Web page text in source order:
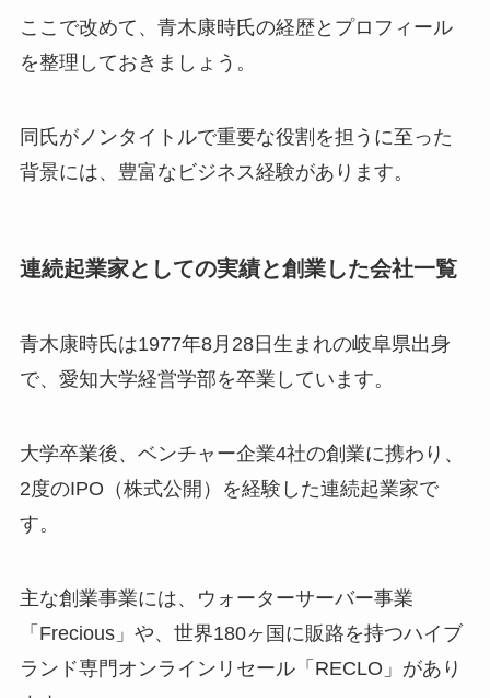
ここで改めて、青木康時氏の経歴とプロフィール
を整理しておきましょう。
同氏がノンタイトルで重要な役割を担うに至った
背景には、豊富なビジネス経験があります。
連続起業家としての実績と創業した会社一覧
青木康時氏は1977年8月28日生まれの岐阜県出身
で、愛知大学経営学部を卒業しています。
大学卒業後、ベンチャー企業4社の創業に携わり、
2度のIPO（株式公開）を経験した連続起業家で
す。
主な創業事業には、ウォーターサーバー事業
「Frecious」や、世界180ヶ国に販路を持つハイブ
ランド専門オンラインリセール「RECLO」があり